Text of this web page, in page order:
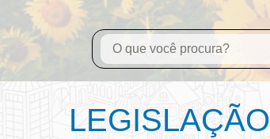
LEGISLAÇÃO